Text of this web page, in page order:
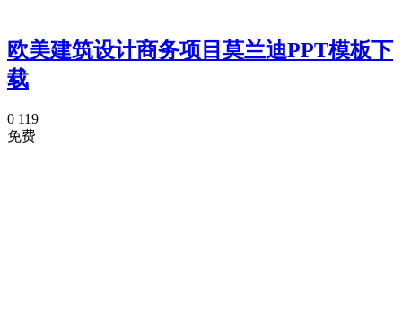
欧美建筑设计商务项目莫兰迪PPT模板下
载
0 119
免费